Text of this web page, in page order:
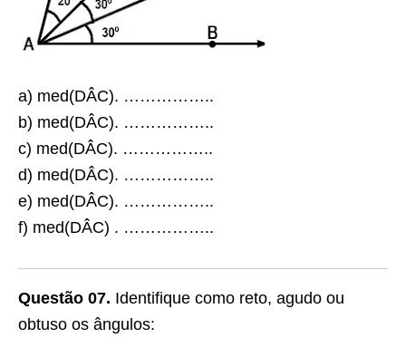
a) med(DÂC). ……………..
b) med(DÂC). ……………..
c) med(DÂC). ……………..
d) med(DÂC). ……………..
e) med(DÂC). ……………..
f) med(DÂC) . ……………..
Questão 07. Identifique como reto, agudo ou
obtuso os ângulos: